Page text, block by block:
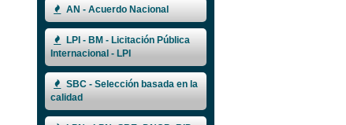
AN - Acuerdo Nacional
LPI - BM - Licitación Pública
Internacional - LPI
SBC - Selección basada en la
calidad